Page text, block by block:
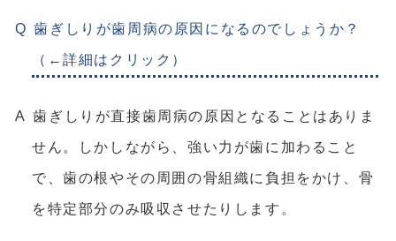
歯ぎしりが歯周病の原因になるのでしょうか？
（←詳細はクリック）
歯ぎしりが直接歯周病の原因となることはありま
せん。しかしながら、強い力が歯に加わること
で、歯の根やその周囲の骨組織に負担をかけ、骨
を特定部分のみ吸収させたりします。